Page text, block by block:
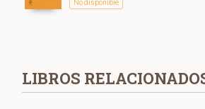
No disponible
LIBROS